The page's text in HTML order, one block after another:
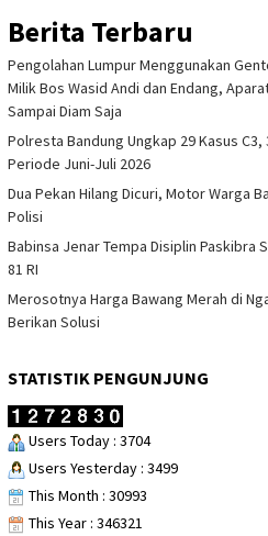
Berita Terbaru
Pengolahan Lumpur Menggunakan
Milik Bos Wasid Andi dan Endang,
Sampai Diam Saja
Polresta Bandung Ungkap 29 Kasus
Periode Juni-Juli 2026
Dua Pekan Hilang Dicuri, Motor Warga
Polisi
Babinsa Jenar Tempa Disiplin Paskibra
81 RI
Merosotnya Harga Bawang Merah di
Berikan Solusi
STATISTIK PENGUNJUNG
Users Today : 3704
Users Yesterday : 3499
This Month : 30993
This Year : 346321